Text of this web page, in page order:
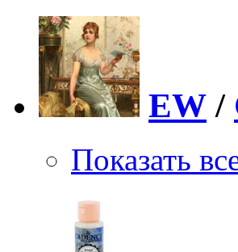
EW /
Показать